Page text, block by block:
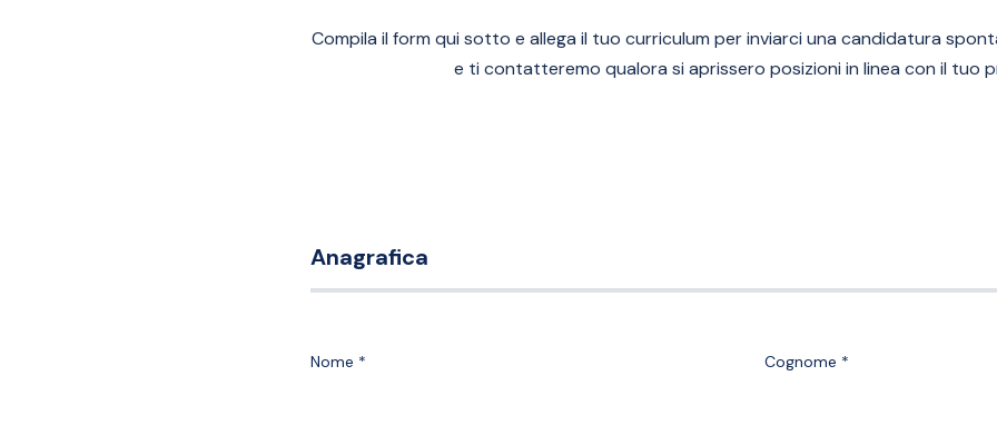
Compila il form qui sotto e allega il tuo curriculum per inviarci una candidatura
e ti contatteremo qualora si aprissero posizioni in linea con il tuo
Anagrafica
Nome * Cognome *